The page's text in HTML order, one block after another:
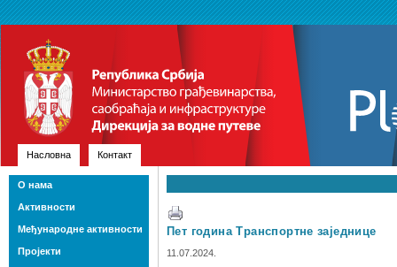
Насловна Контакт
Пет година Транспортне заједнице
11.07.2024.
О нама
Активности
Међународне активности
Пројекти